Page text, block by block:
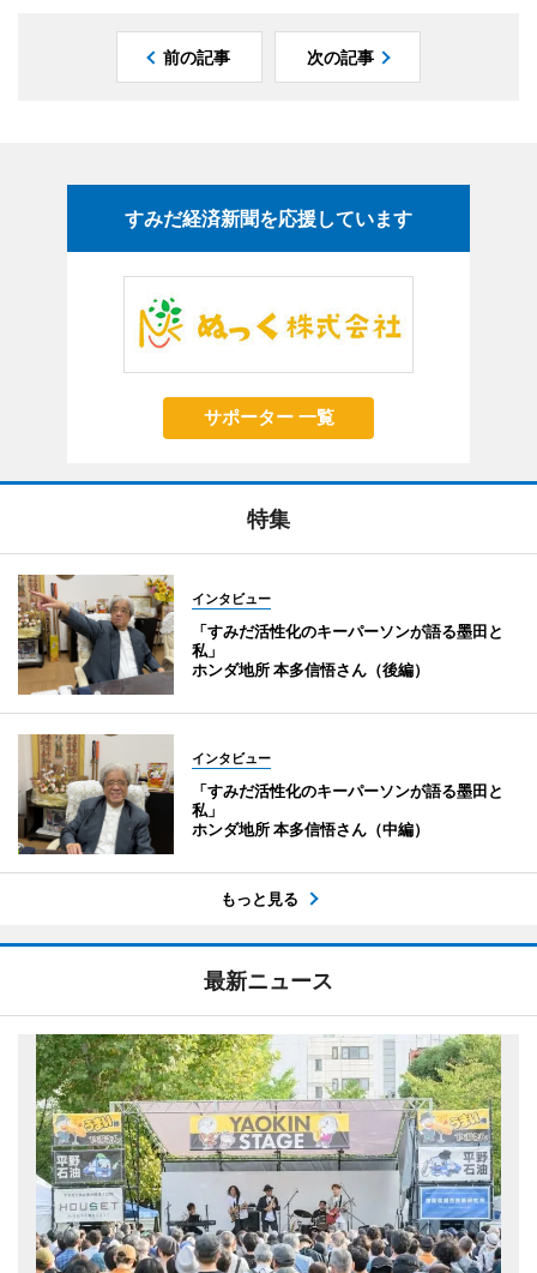
前の記事 次の記事
すみだ経済新聞を応援しています
サポーター 一覧
特集
インタビュー
「すみだ活性化のキーパーソンが語る墨田と
私」
ホンダ地所 本多信悟さん（後編）
インタビュー
「すみだ活性化のキーパーソンが語る墨田と
私」
ホンダ地所 本多信悟さん（中編）
もっと見る
最新ニュース